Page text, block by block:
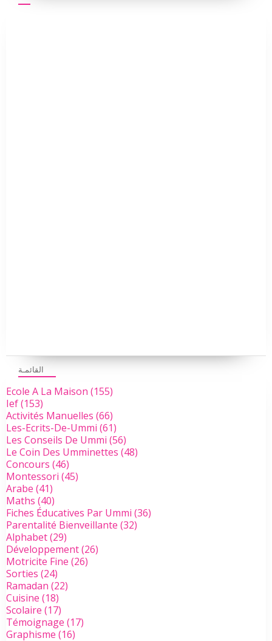
القائمـة
Ecole A La Maison (155)
Ief(153)
Activités Manuelles (66)
Les-Ecrits-De-Ummi (61)
Les Conseils De Ummi (56)
Le Coin Des Umminettes (48)
Concours (46)
Montessori (45)
Arabe (41)
Maths (40)
Fiches Éducatives Par Ummi (36)
Parentalité Bienveillante (32)
Alphabet(29)
Développement(26)
Motricite Fine (26)
Sorties (24)
Ramadan (22)
Cuisine (18)
Scolaire (17)
Témoignage (17)
Graphisme (16)